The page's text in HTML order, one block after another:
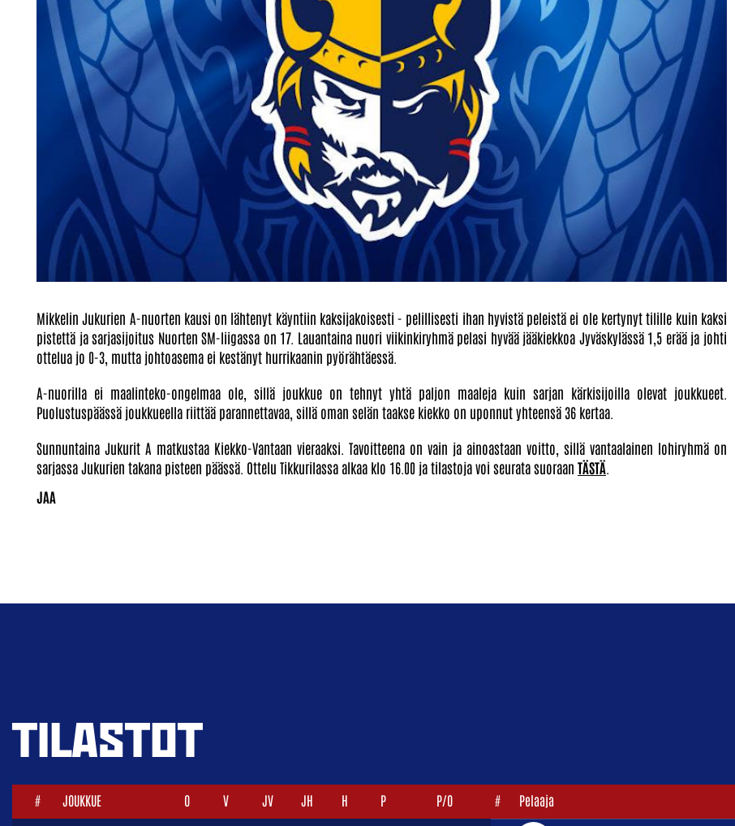
Mikkelin Jukurien A-nuorten kausi on lähtenyt käyntiin kaksijakoisesti - pelillisesti ihan hyvistä peleistä ei ole kertynyt tilille kuin kaksi
pistettä ja sarjasijoitus Nuorten SM-liigassa on 17. Lauantaina nuori viikinkiryhmä pelasi hyvää jääkiekkoa Jyväskylässä 1,5 erää ja johti
ottelua jo 0-3, mutta johtoasema ei kestänyt hurrikaanin pyörähtäessä.
A-nuorilla ei maalinteko-ongelmaa ole, sillä joukkue on tehnyt yhtä paljon maaleja kuin sarjan kärkisijoilla olevat joukkueet.
Puolustuspäässä joukkueella riittää parannettavaa, sillä oman selän taakse kiekko on uponnut yhteensä 36 kertaa.
Sunnuntaina Jukurit A matkustaa Kiekko-Vantaan vieraaksi. Tavoitteena on vain ja ainoastaan voitto, sillä vantaalainen lohiryhmä on
sarjassa Jukurien takana pisteen päässä. Ottelu Tikkurilassa alkaa klo 16.00 ja tilastoja voi seurata suoraan TÄSTÄ
TILASTOT
# JOUKKUE O V JV JH H P P/O # Pelaaja